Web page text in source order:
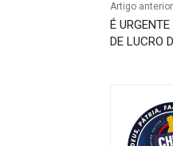
Artigo anterior
É
DE LUCRO